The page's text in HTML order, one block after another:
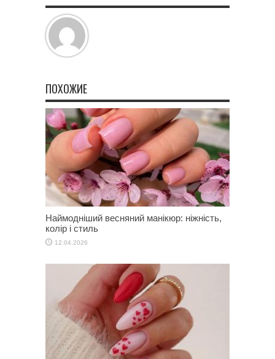
ПОХОЖИЕ
Наймодніший весняний манікюр: ніжність,
колір і стиль
12.04.2026